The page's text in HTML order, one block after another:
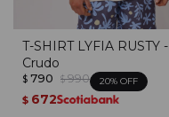
T-SHIRT LYFIA RUSTY -
Crudo
$ 790 $ 990 20
$ 672